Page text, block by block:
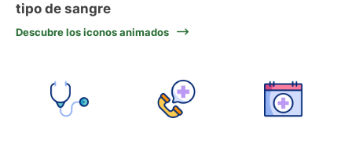
tipo de sangre
Descubre los iconos animados